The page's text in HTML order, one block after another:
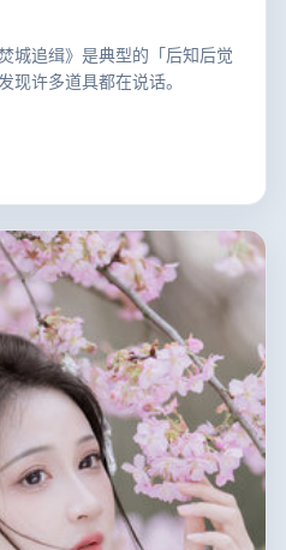
城追缉》是典型的「后知后觉
现许多道具都在说话。